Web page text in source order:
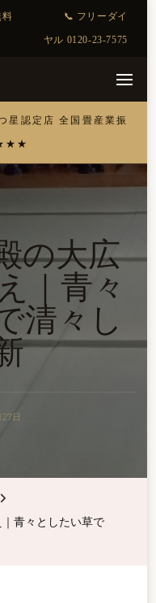
の大広
｜青々
清々し
日
青々としたい草で